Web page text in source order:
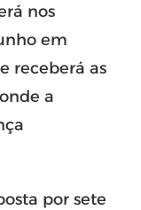
nos
em
receberá as
a
por sete